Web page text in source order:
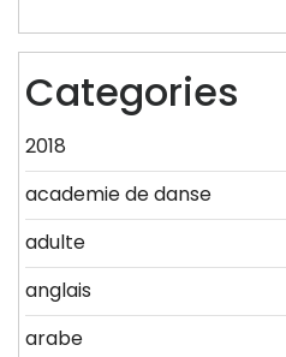
Categories
2018
academie de danse
adulte
anglais
arabe